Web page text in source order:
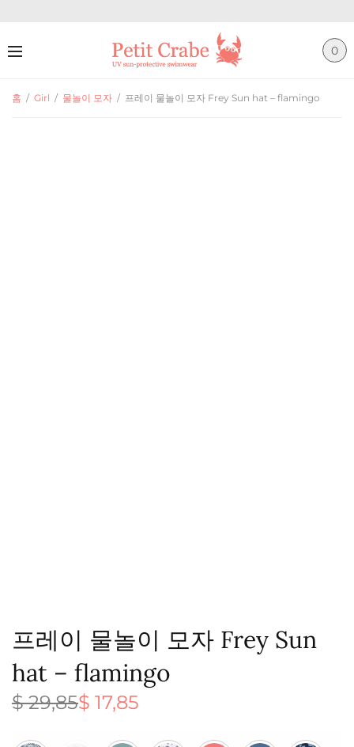
0
홈 / Girl / 물놀이 모자 / 프레이 물놀이 모자 Frey Sun hat – flamingo
프레이 물놀이 모자 Frey Sun
hat – flamingo
$29,85
원래 가
격:
$ 17,85
현재 가
격: